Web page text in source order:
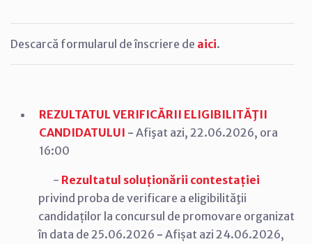
Descarcă formularul de înscriere de aici.
REZULTATUL VERIFICĂRII ELIGIBILITĂŢII
CANDIDATULUI - Afişat azi, 22.06.2026, ora
16:00
- Rezultatul soluționării contestației
privind proba de verificare a eligibilităţii
candidaților la concursul de promovare organizat
în data de 25.06.2026 - Afișat azi 24.06.2026,